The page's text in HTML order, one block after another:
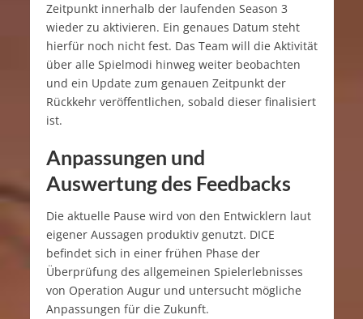
Zeitpunkt innerhalb der laufenden Season 3
wieder zu aktivieren. Ein genaues Datum steht
hierfür noch nicht fest. Das Team will die Aktivität
über alle Spielmodi hinweg weiter beobachten
und ein Update zum genauen Zeitpunkt der
Rückkehr veröffentlichen, sobald dieser finalisiert
ist.
Anpassungen und
Auswertung des Feedbacks
Die aktuelle Pause wird von den Entwicklern laut
eigener Aussagen produktiv genutzt. DICE
befindet sich in einer frühen Phase der
Überprüfung des allgemeinen Spielerlebnisses
von Operation Augur und untersucht mögliche
Anpassungen für die Zukunft.